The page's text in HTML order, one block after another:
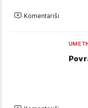
Komentariši